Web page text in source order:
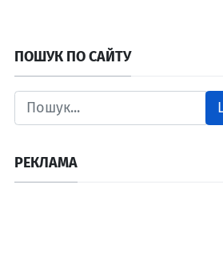
ПОШУК ПО САЙТУ
РЕКЛАМА